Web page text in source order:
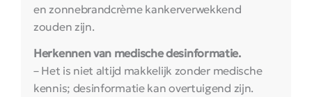
en zonnebrandcrème kankerverwekkend
zouden zijn.
Herkennen van medische desinformatie.
– Het is niet altijd makkelijk zonder medische
kennis; desinformatie kan overtuigend zijn.